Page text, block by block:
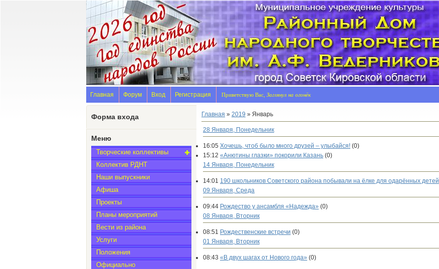
Главная Форум Вход Регистрация Приветствую Вас, Заглянул на огонёк
Форма входа
Меню
Творческие коллективы
Коллектив РДНТ
Наши выпускники
Афиша
Проекты
Планы мероприятий
Вести из района
Услуги
Положения
Официально
Главная » 2019 » Январь
28 Января, Понедельник
16:05 Хочешь, чтоб было много друзей – улыбайся! (0)
15:12 «Анютины глазки» покорили Казань (0)
14 Января, Понедельник
14:01 190 школьников Советского района побывали на ёлке для одарённых детей
09 Января, Среда
09:44 Рождество у ансамбля «Надежда» (0)
08 Января, Вторник
08:51 Рождественские встречи (0)
01 Января, Вторник
08:43 «В двух шагах от Нового года» (0)